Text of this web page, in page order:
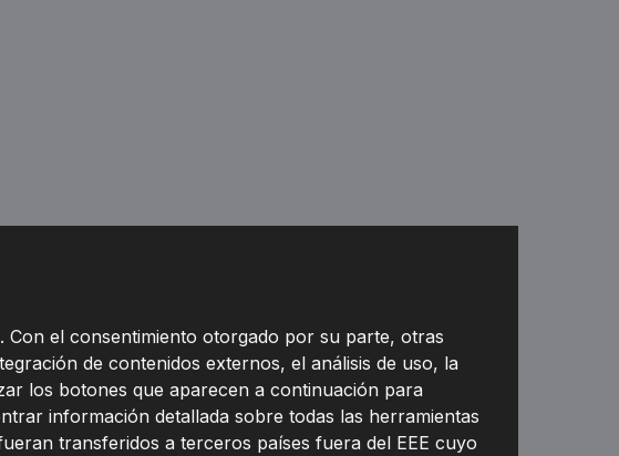
Con el consentimiento otorgado por su parte, otras
de contenidos externos, el análisis de uso, la
los botones que aparecen a continuación para
información detallada sobre todas las herramientas
transferidos a terceros países fuera del EEE cuyo